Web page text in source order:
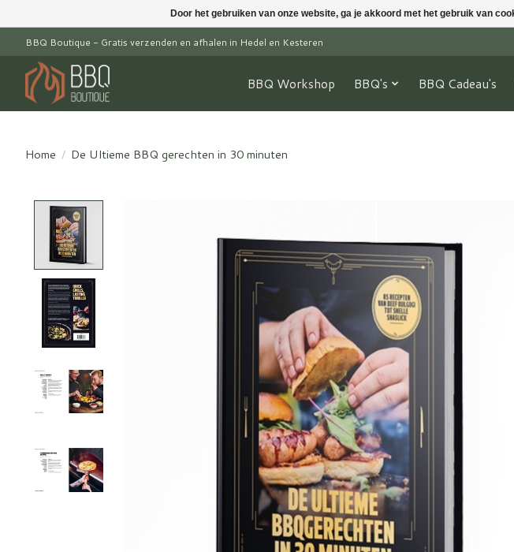
BBQ Boutique - Gratis verzenden en afhalen in Hedel en Kesteren
BBQ Workshop BBQ's BBQ Cadeau's
Home / De Ultieme BBQ gerechten in 30 minuten
Door het gebruiken van onze website, ga je akkoord met het gebruik van